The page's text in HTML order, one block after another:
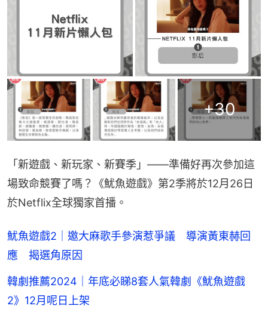
+30
「新遊戲、新玩家、新賽季」——準備好再次參加這
場致命競賽了嗎？《魷魚遊戲》第2季將於12月26日
於Netflix全球獨家首播。
魷魚遊戲2｜邀大麻歌手參演惹爭議 導演黃東赫回
應 揭選角原因
韓劇推薦2024｜年底必睇8套人氣韓劇《魷魚遊戲
2》12月呢日上架